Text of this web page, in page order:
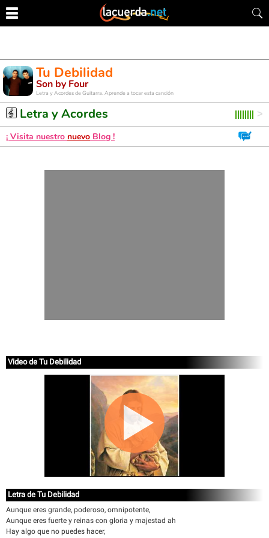
Tu Debilidad
Son by Four
Letra y Acordes de Guitarra. Aprende a tocar esta canción
Letra y Acordes
¡ Visita nuestro nuevo Blog !
Video de Tu Debilidad
Letra de Tu Debilidad
Aunque eres grande, poderoso, omnipotente,
Aunque eres fuerte y reinas con gloria y majestad ah
Hay algo que no puedes hacer,